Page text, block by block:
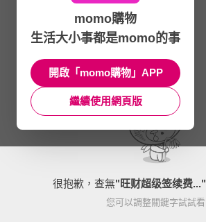
很抱歉，查無"旺财超级签续费..."
您可以調整關鍵字試試看
momo購物
生活大小事都是momo的事
開啟「momo購物」APP
繼續使用網頁版